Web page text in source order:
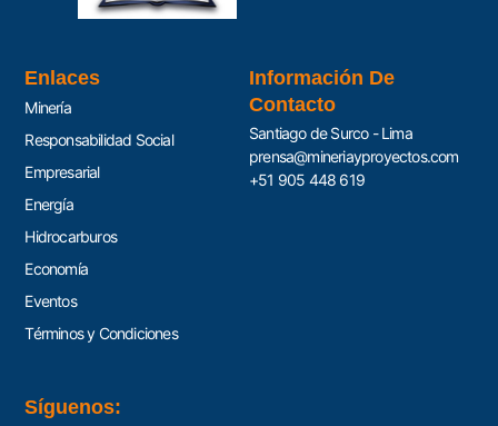
Enlaces
Minería
Responsabilidad Social
Empresarial
Energía
Hidrocarburos
Economía
Eventos
Términos y Condiciones
Información De
Contacto
Santiago de Surco - Lima
prensa@mineriayproyectos.com
+51 905 448 619
Síguenos: